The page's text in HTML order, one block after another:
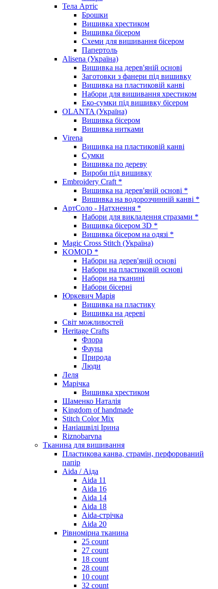
Тела Артіс
Брошки
Вишивка хрестиком
Вишивка бісером
Схеми для вишивання бісером
Папертоль
Alisena (Україна)
Вишивка на дерев'яній основі
Заготовки з фанери під вишивку
Вишивка на пластиковій канві
Набори для вишивання хрестиком
Еко-сумки під вишивку бісером
OLANTA (Україна)
Вишивка бісером
Вишивка нитками
Virena
Вишивка на пластиковій канві
Сумки
Вишивка по дереву
Вироби під вишивку
Embroidery Craft *
Вишивка на дерев'яній основі *
Вишивка на водорозчинній канві *
АртСоло - Натхнення *
Набори для викладення стразами *
Вишивка бісером 3D *
Вишивка бісером на одязі *
Magic Cross Stitch (Україна)
KOMOD *
Набори на дерев'яній основі
Набори на пластиковій основі
Набори на тканині
Набори бісерні
Юркевич Марія
Вишивка на пластику
Вишивка на дереві
Світ можливостей
Heritage Crafts
Флора
Фауна
Природа
Люди
Леля
Марічка
Вишивка хрестиком
Шаменко Наталія
Kingdom of handmade
Stitch Color Mix
Наніашвілі Ірина
Riznobarvna
Тканина для вишивання
Пластикова канва, страмін, перфорований
папір
Aida / Аіда
Aida 11
Aida 16
Aida 14
Aida 18
Aida-стрічка
Aida 20
Рівномірна тканина
25 count
27 count
18 count
28 count
10 count
32 count